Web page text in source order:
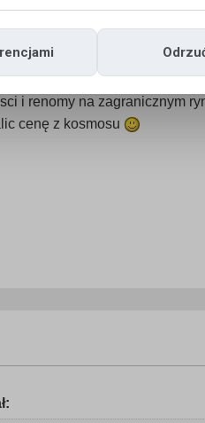
każdy fachowiec nie odrazu
i renomy na zagranicznym
cenę z kosmosu